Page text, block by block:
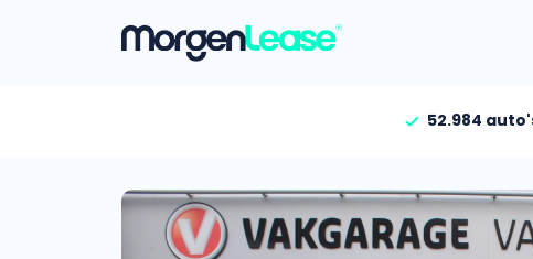
Gehele aanbod
Bekijk volledig aanbod
52.984